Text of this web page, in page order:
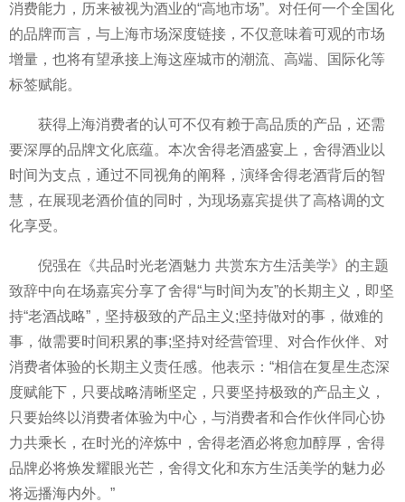
消费能力，历来被视为酒业的“高地市场”。对任何一个全国化
的品牌而言，与上海市场深度链接，不仅意味着可观的市场
增量，也将有望承接上海这座城市的潮流、高端、国际化等
标签赋能。
获得上海消费者的认可不仅有赖于高品质的产品，还需
要深厚的品牌文化底蕴。本次舍得老酒盛宴上，舍得酒业以
时间为支点，通过不同视角的阐释，演绎舍得老酒背后的智
慧，在展现老酒价值的同时，为现场嘉宾提供了高格调的文
化享受。
倪强在《共品时光老酒魅力 共赏东方生活美学》的主题
致辞中向在场嘉宾分享了舍得“与时间为友”的长期主义，即坚
持“老酒战略”，坚持极致的产品主义;坚持做对的事，做难的
事，做需要时间积累的事;坚持对经营管理、对合作伙伴、对
消费者体验的长期主义责任感。他表示：“相信在复星生态深
度赋能下，只要战略清晰坚定，只要坚持极致的产品主义，
只要始终以消费者体验为中心，与消费者和合作伙伴同心协
力共乘长，在时光的淬炼中，舍得老酒必将愈加醇厚，舍得
品牌必将焕发耀眼光芒，舍得文化和东方生活美学的魅力必
将远播海内外。”